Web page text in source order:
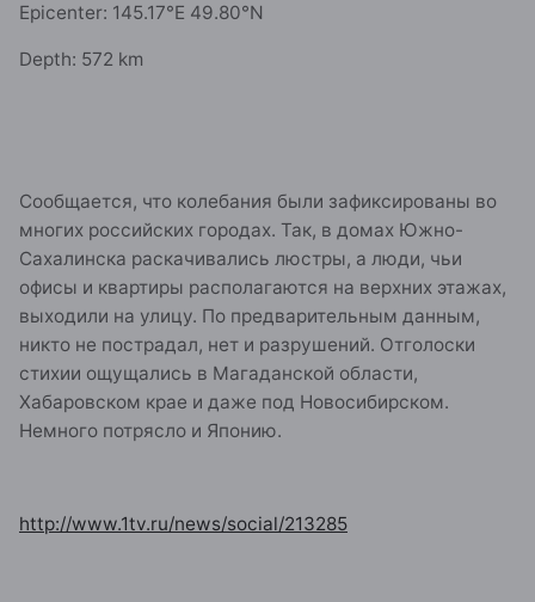
Epicenter: 145.17°E 49.80°N
Depth: 572 km
Сообщается, что колебания были зафиксированы во
многих российских городах. Так, в домах Южно-
Сахалинска раскачивались люстры, а люди, чьи
офисы и квартиры располагаются на верхних этажах,
выходили на улицу. По предварительным данным,
никто не пострадал, нет и разрушений. Отголоски
стихии ощущались в Магаданской области,
Хабаровском крае и даже под Новосибирском.
Немного потрясло и Японию.
http://www.1tv.ru/news/social/213285